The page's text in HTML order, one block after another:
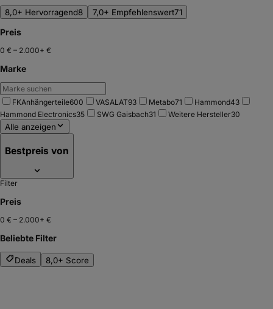
8,0+ Hervorragend8 7,0+ Empfehlenswert71
Preis
0 € – 2.000+ €
Marke
FKAnhängerteile600 VASALAT93 Metabo71 Hammond43
Hammond Electronics35 SWG Gaisbach31 Weitere Hersteller30
Alle anzeigen
Bestpreis von
Filter
Preis
0 € – 2.000+ €
Beliebte Filter
Deals 8,0+ Score